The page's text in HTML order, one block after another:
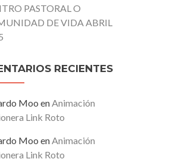
PASTORAL O
DE VIDA ABRIL
RECIENTES
Moo enAnimación
Link Roto
Moo enAnimación
Link Roto